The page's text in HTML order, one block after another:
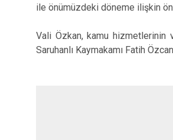
ile önümüzdeki döneme ilişkin
Vali Özkan, kamu hizmetlerinin
Saruhanlı Kaymakamı Fatih